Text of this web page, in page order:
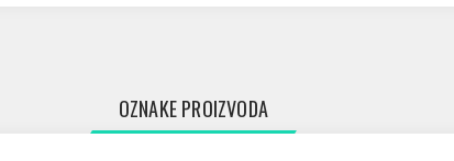
OZNAKE PROIZVODA